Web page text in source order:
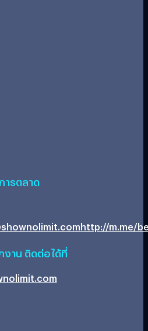
ารตลาด
http://m.me/
าน ติดต่อได้ที่